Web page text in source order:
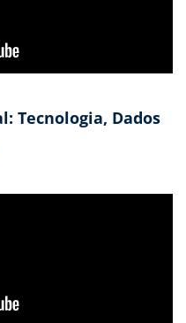
Tecnologia, Dados